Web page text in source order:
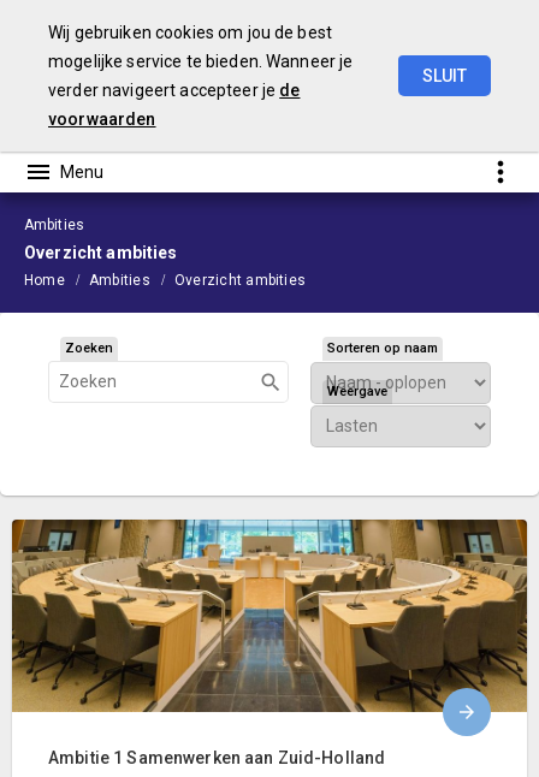
Wij gebruiken cookies om jou de best
mogelijke service te bieden. Wanneer je
verder navigeert accepteer je de
voorwaarden
SLUIT
Ambities
Overzicht ambities
Home Ambities Overzicht ambities
Zoeken Sorteren op naam
Weergave
Ambitie 1 Samenwerken aan Zuid-Holland